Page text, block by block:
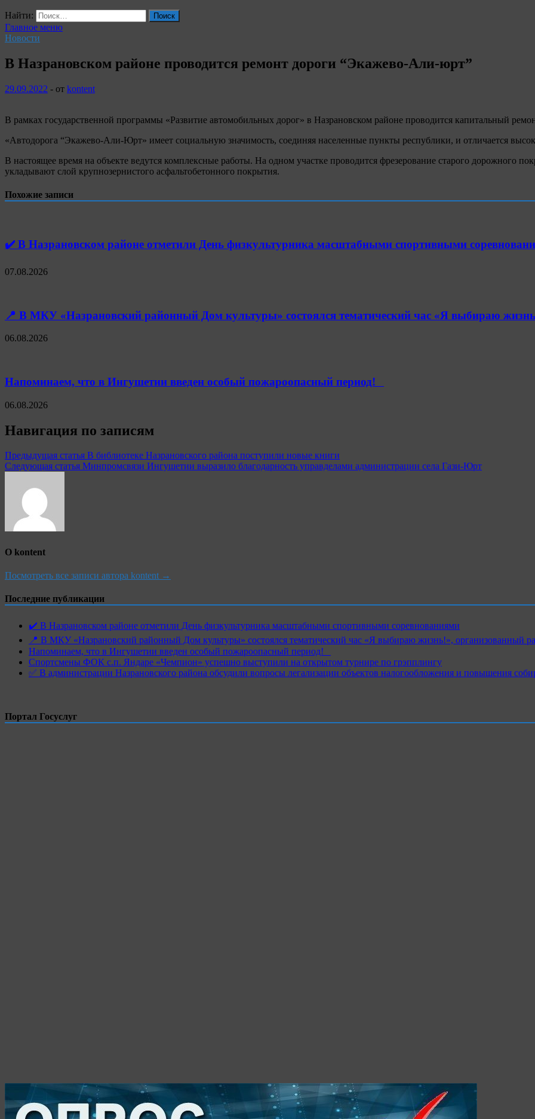
Найти:
Главное меню
Новости
В Назрановском районе проводится ремонт дороги “Экажево-Али-юрт”
29.09.2022 - от kontent
В рамках государственной программы «Развитие автомобильных дорог» в Назрановском районе проводится капитальный
«Автодорога “Экажево-Али-Юрт» имеет социальную значимость, соединяя населенные пункты республики, и отличается
В настоящее время на объекте ведутся комплексные работы. На одном участке проводится фрезерование старого дорожного
укладывают слой крупнозернистого асфальтобетонного покрытия.
Похожие записи
✔️ В Назрановском районе отметили День физкультурника масштабными спортивными
07.08.2026
📍 В МКУ «Назрановский районный Дом культуры» состоялся тематический час «Я выбираю
06.08.2026
Напоминаем, что в Ингушетии введен особый пожароопасный период!⁣⁣⠀
06.08.2026
Навигация по записям
Предыдущая статья В библиотеке Назрановского района поступили новые книги
Следующая статья Минпромсвязи Ингушетии выразило благодарность управделами администрации села Гази-Юрт
О kontent
Посмотреть все записи автора kontent →
Последние публикации
✔️ В Назрановском районе отметили День физкультурника масштабными спортивными соревнованиями
📍 В МКУ «Назрановский районный Дом культуры» состоялся тематический час «Я выбираю жизнь!», организованный
Напоминаем, что в Ингушетии введен особый пожароопасный период!⁣⁣⠀
Спортсмены ФОК с.п. Яндаре «Чемпион» успешно выступили на открытом турнире по грэпплингу
✅ В администрации Назрановского района обсудили вопросы легализации объектов налогообложения и повышения
Портал Госуслуг